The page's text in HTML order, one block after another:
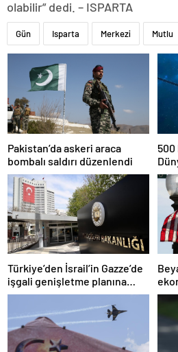
olabilir” dedi. – ISPARTA
Gün Isparta Merkezi Mutlu
Pakistan’da askeri araca
bombalı saldırı düzenlendi
500
risk
Türkiye’den İsrail’in Gazze’de
işgali genişletme planına
tepki